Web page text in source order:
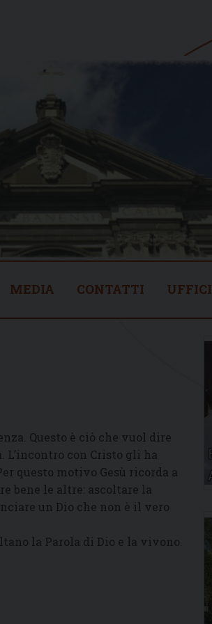
MEDIA CONTATTI UFFICI
Questo è ciò che vuol dire
L’incontro con Cristo gli ha
questo motivo Gesù ricorda a
bene le altre: ascoltare la
un Dio che non è il vero
la Parola di Dio e la vivono.